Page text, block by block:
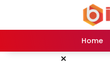
Home
×